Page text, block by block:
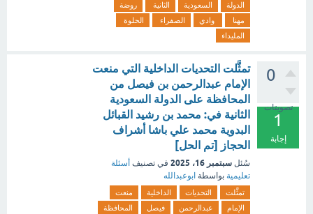
الدولة
السعودية الثانية
روضة
مهنا
وادي الصفراء
الحلوة
المليداء
0
تصويتات
1
إجابة
تمثَّلت التحديات الداخلية التي منعت
الإمام عبدالرحمن بن فيصل من
المحافظة على الدولة السعودية
الثانية في: محمد بن رشيد القبائل
البدوية محمد علي باشا أشراف
الحجاز [تم الحل]
سُئل سبتمبر 16، 2025 في تصنيف أسئلة
تعليمية بواسطة ابوعبدالله
تمثَّلت التحديات الداخلية
منعت
الإمام
عبدالرحمن فيصل
المحافظة